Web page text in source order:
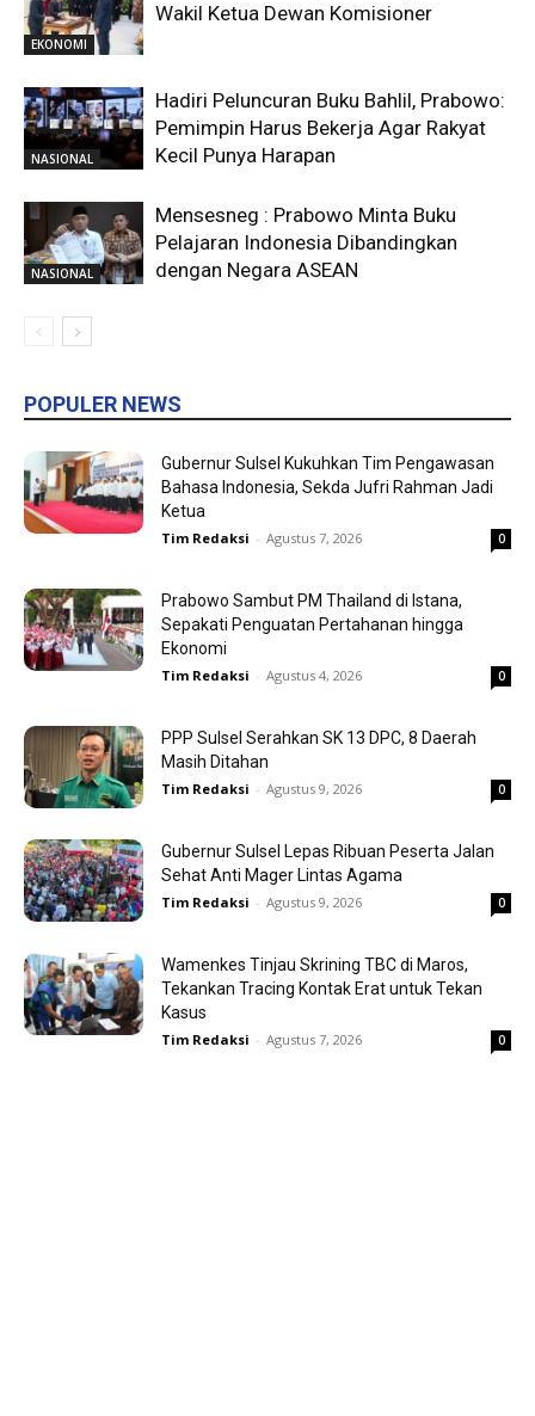
EKONOMI
Wakil Ketua Dewan Komisioner
NASIONAL
Hadiri Peluncuran Buku Bahlil, Prabowo:
Pemimpin Harus Bekerja Agar Rakyat
Kecil Punya Harapan
NASIONAL
Mensesneg : Prabowo Minta Buku
Pelajaran Indonesia Dibandingkan
dengan Negara ASEAN
POPULER NEWS
Gubernur Sulsel Kukuhkan Tim Pengawasan
Bahasa Indonesia, Sekda Jufri Rahman Jadi
Ketua
Tim Redaksi - Agustus 7, 2026 0
Prabowo Sambut PM Thailand di Istana,
Sepakati Penguatan Pertahanan hingga
Ekonomi
Tim Redaksi - Agustus 4, 2026 0
PPP Sulsel Serahkan SK 13 DPC, 8 Daerah
Masih Ditahan
Tim Redaksi - Agustus 9, 2026 0
Gubernur Sulsel Lepas Ribuan Peserta Jalan
Sehat Anti Mager Lintas Agama
Tim Redaksi - Agustus 9, 2026 0
Wamenkes Tinjau Skrining TBC di Maros,
Tekankan Tracing Kontak Erat untuk Tekan
Kasus
Tim Redaksi - Agustus 7, 2026 0